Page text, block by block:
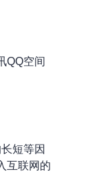
QQ空间
短等因
互联网的